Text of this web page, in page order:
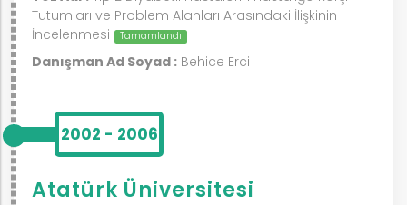
Tutumları ve Problem Alanları Arasındaki İlişkinin
İncelenmesi
Tamamlandı
Danışman Ad Soyad : Behice Erci
2002 - 2006
Atatürk Üniversitesi